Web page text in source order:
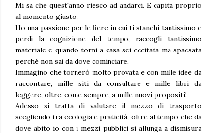
Mi sa che quest'anno riesco ad andarci. E capita proprio
al momento giusto.
Ho una passione per le fiere in cui ti stanchi tantissimo e
perdi la cognizione del tempo, raccogli tantissimo
materiale e quando torni a casa sei eccitata ma spaesata
perché non sai da dove cominciare.
Immagino che tornerò molto provata e con mille idee da
raccontare, mille siti da consultare e mille libri da
leggere, oltre, come sempre, a mille nuovi propositi!
Adesso si tratta di valutare il mezzo di trasporto
scegliendo tra ecologia e praticità, oltre al tempo che da
dove abito io con i mezzi pubblici si allunga a dismisura